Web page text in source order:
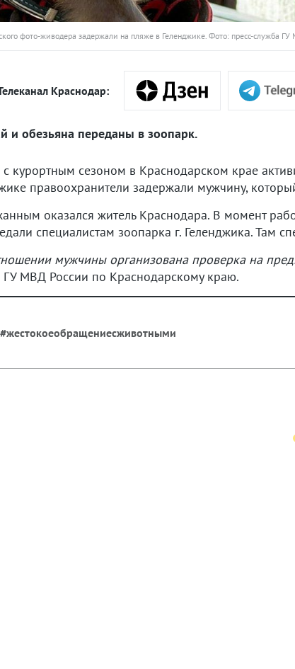
фото-живодера задержали на пляже в Геленджике. Фото: пресс-служба
Краснодар:
и обезьяна переданы в зоопарк.
с курортным сезоном в Краснодарском крае
правоохранители задержали мужчину,
оказался житель Краснодара. В момент
специалистам зоопарка г. Геленджика. Там
мужчины организована проверка на
ГУ МВД России по Краснодарскому краю.
#жестокоеобращениесживотными